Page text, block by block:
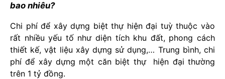
bao nhiêu?
Chi phí để xây dựng biệt thự hiện đại tuỳ thuộc vào
rất nhiều yếu tố như diện tích khu đất, phong cách
thiết kế, vật liệu xây dựng sử dụng,… Trung bình, chi
phí để xây dựng một căn biệt thự hiện đại thường
trên 1 tỷ đồng.